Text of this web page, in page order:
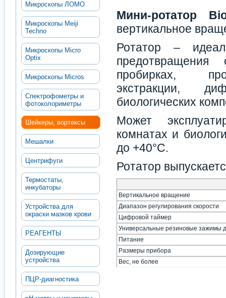
Микроскопы ЛОМО
Микроскопы Meiji
Techno
Микроскопы Micro
Optix
Микроскопы Micros
Спектрофометры и
фотоколориметры
Шейкеры, вортексы
Мешалки
Центрифуги
Термостаты,
инкубаторы
Устройства для
окраски мазков крови
РЕАГЕНТЫ
Дозирующие
устройства
ПЦР-диагностика
Мини-ротатор
вертикальное
Ротатор –
пробирках,
экстракции,
биологических
Может
комнатах и
до +40°С.
Ротатор
Вертикальное вращение
Диапазон регулирования скорости
Цифровой таймер
Универсальные резиновые зажимы
Питание
Размеры прибора
Вес, не более